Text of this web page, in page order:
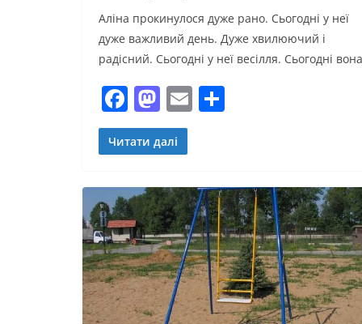
Аліна прокинулося дуже рано. Сьогодні у неї
дуже важливий день. Дуже хвилюючий і
радісний. Сьогодні у неї весілля. Сьогодні вона
F
a
c
b
o
o
k
M
a
st
d
o
n
E
и
т
и
с
я
Читати далі